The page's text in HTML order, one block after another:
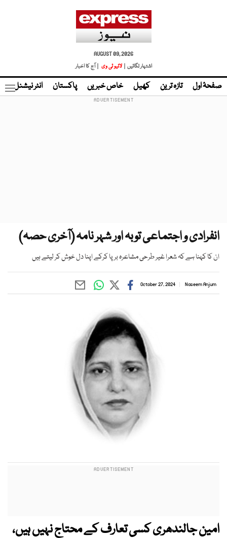
AUGUST 09, 2026
اشتہار لگائیں |
لائیو ٹی وی | آج کا اخبار
صفحۂ اول تازہ ترین کھیل خاص خبریں پاکستان انٹر نیشنل
انفرادی و اجتماعی توبہ اور شہر نامہ (آخری حصہ)
ان کا کہنا ہے کہ شعرا غیر طرحی مشاعرہ برپا کرکے اپنا دل خوش کر لیتے ہیں
Naseem Anjum
October 27, 2024
امین جالندھری کسی تعارف کے محتاج نہیں ہیں،